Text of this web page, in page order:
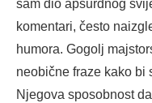
sam dio apsurdnog
komentari, često
humora. Gogolj
neobične fraze kako bi
Njegova sposobnost